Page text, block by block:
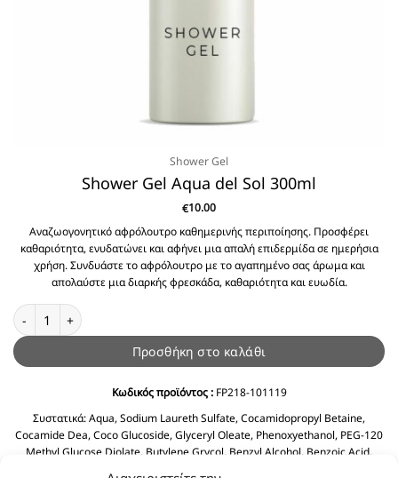
Shower Gel
Shower Gel Aqua del Sol 300ml
€10.00
Αναζωογονητικό αφρόλουτρο καθημερινής περιποίησης. Προσφέρει
καθαριότητα, ενυδατώνει και αφήνει μια απαλή επιδερμίδα σε ημερήσια
χρήση. Συνδυάστε το αφρόλουτρο με το αγαπημένο σας άρωμα και
απολαύστε μια διαρκής φρεσκάδα, καθαριότητα και ευωδία.
Shower Gel Aqua del Sol 300ml ποσότητα
Προσθήκη στο καλάθι
Κωδικός προϊόντος :FP218-101119
Συστατικά:Aqua, Sodium Laureth Sulfate, Cocamidopropyl Betaine,
Cocamide Dea, Coco Glucoside, Glyceryl Oleate, Phenoxyethanol, PEG-120
Methyl Glucose Diolate, Butylene Grycol, Benzyl Alcohol, Benzoic Acid,